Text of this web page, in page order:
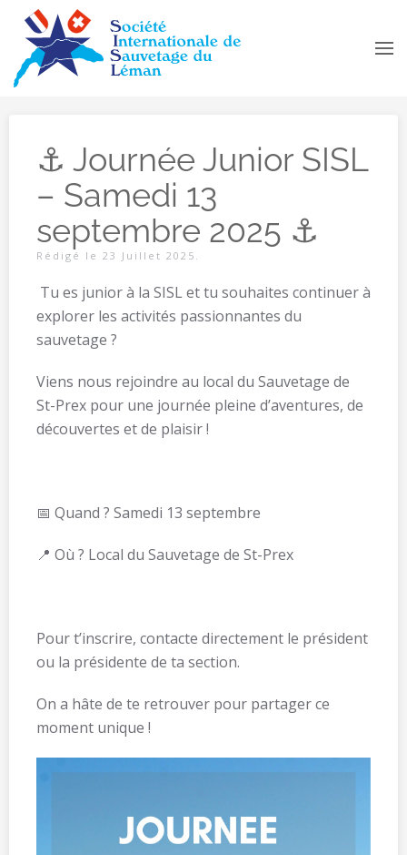
Accéder au contenu principal
⚓ Journée Junior SISL
– Samedi 13
septembre 2025 ⚓
Rédigé le 23 Juillet 2025 .
Tu es junior à la SISL et tu souhaites continuer à
explorer les activités passionnantes du
sauvetage ?
Viens nous rejoindre au local du Sauvetage de
St-Prex pour une journée pleine d’aventures, de
découvertes et de plaisir !
📅 Quand ? Samedi 13 septembre
📍 Où ? Local du Sauvetage de St-Prex
Pour t’inscrire, contacte directement le président
ou la présidente de ta section.
On a hâte de te retrouver pour partager ce
moment unique !